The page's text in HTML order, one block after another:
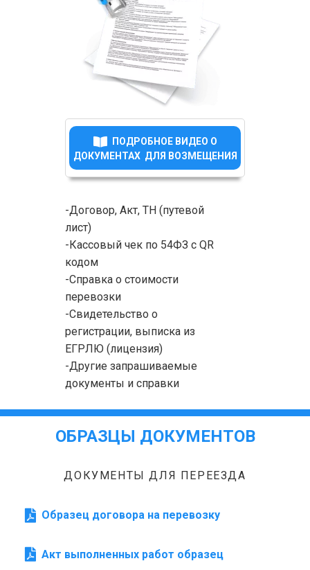
-Договор, Акт, ТН (путевой
лист)
-Кассовый чек по 54ФЗ с QR
кодом
-Справка о стоимости
перевозки
-Свидетельство о
регистрации, выписка из
ЕГРЛЮ (лицензия)
-Другие запрашиваемые
документы и справки
ПОДРОБНОЕ ВИДЕО О
ДОКУМЕНТАХ ДЛЯ ВОЗМЕЩЕНИЯ
ОБРАЗЦЫ ДОКУМЕНТОВ
ДОКУМЕНТЫ ДЛЯ ПЕРЕЕЗДА
Образец договора на перевозку
Акт выполненных работ образец